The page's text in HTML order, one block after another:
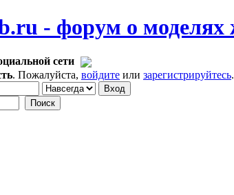
сети
. Пожалуйста, войдите или зарегистрируйтесь.